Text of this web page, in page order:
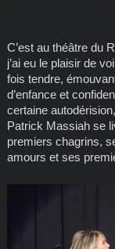
C’est au théâtre du
j’ai eu le plaisir de
fois tendre,
d’enfance et
certaine
Patrick Massiah se
premiers chagrins,
amours et ses